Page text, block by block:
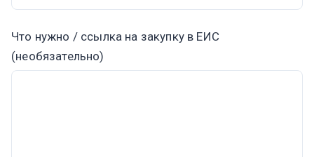
Что нужно / ссылка на закупку в ЕИС
(необязательно)